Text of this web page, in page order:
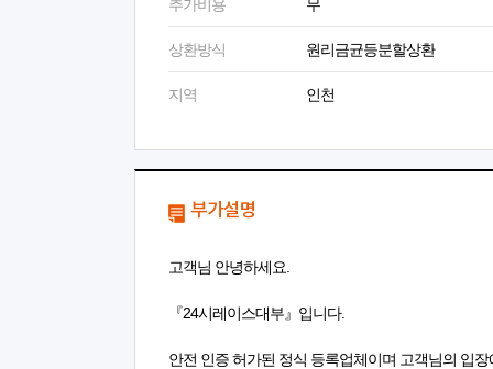
추가비용 무
상환방식 원리금균등분할상환
지역 인천
부가설명
고객님 안녕하세요.
『24시레이스대부』입니다.
안전 인증 허가된 정식 등록업체이며 고객님의 입